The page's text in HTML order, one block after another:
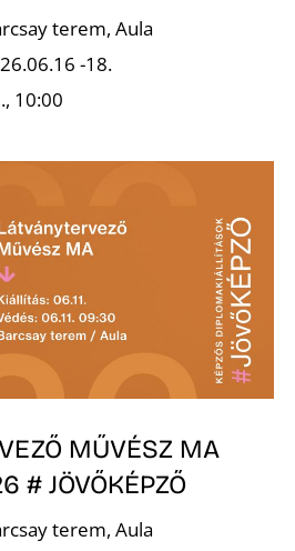
terem, Aula
-18.
10:00
MŰVÉSZ MA
# JÖVŐKÉPZŐ
terem, Aula